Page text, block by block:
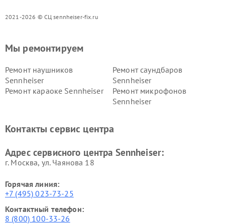
2021-2026 © СЦ sennheiser-fix.ru
Мы ремонтируем
Ремонт наушников
Sennheiser
Ремонт саундбаров
Sennheiser
Ремонт караоке Sennheiser
Ремонт микрофонов
Sennheiser
Контакты сервис центра
Адрес сервисного центра Sennheiser:
г. Москва, ул. Чаянова 18
Горячая линия:
+7 (495) 023-73-25
Контактный телефон:
8 (800) 100-33-26